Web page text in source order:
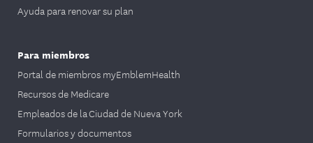
Ayuda para renovar su plan
Para miembros
Portal de miembros myEmblemHealth
Recursos de Medicare
Empleados de la Ciudad de Nueva York
Formularios y documentos